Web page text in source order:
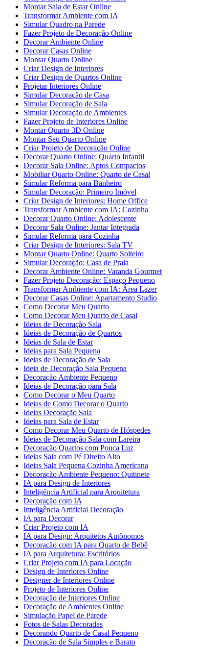
Montar Sala de Estar Online
Transformar Ambiente com IA
Simular Quadro na Parede
Fazer Projeto de Decoração Online
Decorar Ambiente Online
Decorar Casas Online
Montar Quarto Online
Criar Design de Interiores
Criar Design de Quartos Online
Projetar Interiores Online
Simular Decoração de Casa
Simular Decoração de Sala
Simular Decoração de Ambientes
Fazer Projeto de Interiores Online
Montar Quarto 3D Online
Montar Seu Quarto Online
Criar Projeto de Decoração Online
Decorar Quarto Online: Quarto Infantil
Decorar Sala Online: Aptos Compactos
Mobiliar Quarto Online: Quarto de Casal
Simular Reforma para Banheiro
Simular Decoração: Primeiro Imóvel
Criar Design de Interiores: Home Office
Transformar Ambiente com IA: Cozinha
Decorar Quarto Online: Adolescente
Decorar Sala Online: Jantar Integrada
Simular Reforma para Cozinha
Criar Design de Interiores: Sala TV
Montar Quarto Online: Quarto Solteiro
Simular Decoração: Casa de Praia
Decorar Ambiente Online: Varanda Gourmet
Fazer Projeto Decoração: Espaço Pequeno
Transformar Ambiente com IA: Área Lazer
Decorar Casas Online: Apartamento Studio
Como Decorar Meu Quarto
Como Decorar Meu Quarto de Casal
Ideias de Decoração Sala
Ideias de Decoração de Quartos
Ideias de Sala de Estar
Ideias para Sala Pequena
Ideias de Decoração de Sala
Ideia de Decoração Sala Pequena
Decoração Ambiente Pequeno
Ideias de Decoração para Sala
Como Decorar o Meu Quarto
Ideias de Como Decorar o Quarto
Ideias Decoração Sala
Ideias para Sala de Estar
Como Decorar Meu Quarto de Hóspedes
Ideias de Decoração Sala com Lareira
Decoração Quartos com Pouca Luz
Ideias Sala com Pé Direito Alto
Ideias Sala Pequena Cozinha Americana
Decoração Ambiente Pequeno: Quitinete
IA para Design de Interiores
Inteligência Artificial para Arquitetura
Decoração com IA
Inteligência Artificial Decoração
IA para Decorar
Criar Projeto com IA
IA para Design: Arquitetos Autônomos
Decoração com IA para Quarto de Bebê
IA para Arquitetura: Escritórios
Criar Projeto com IA para Locação
Design de Interiores Online
Designer de Interiores Online
Projeto de Interiores Online
Decoração de Interiores Online
Decoração de Ambientes Online
Simulação Papel de Parede
Fotos de Salas Decoradas
Decorando Quarto de Casal Pequeno
Decoração de Sala Simples e Barato